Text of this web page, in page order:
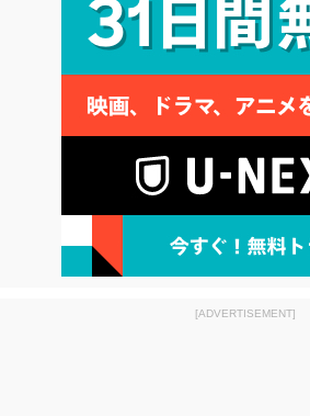
[ADVERTISEMENT]